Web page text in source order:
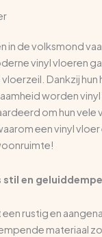
in de volksmond
vinyl vloeren
Dankzij
worden
om hun vele
een vinyl
stil en
rustig en
materiaal